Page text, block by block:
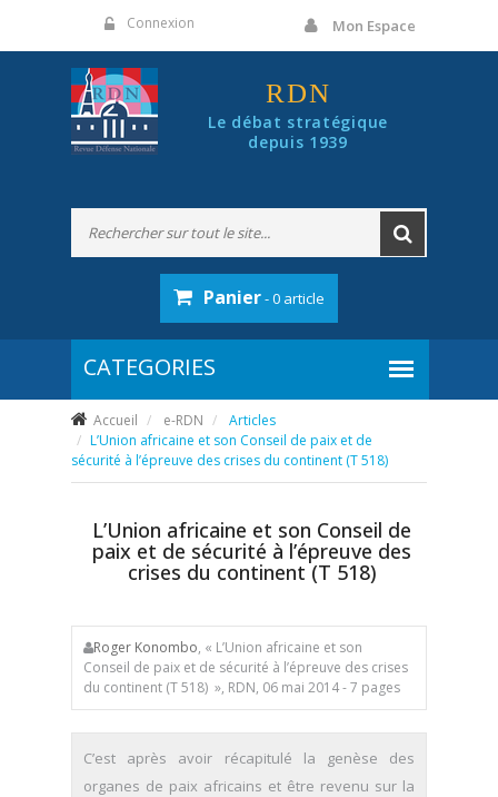
Connexion Mon Espace
RDN
Le débat stratégique
depuis 1939
Panier- 0 article
Accueil e-RDN
Articles
L’Union africaine et son Conseil de paix et de
sécurité à l’épreuve des crises du continent (T 518)
L’Union africaine et son Conseil de
paix et de sécurité à l’épreuve des
crises du continent (T 518)
Roger Konombo, « L’Union africaine et son
Conseil de paix et de sécurité à l’épreuve des crises
du continent (T 518) », RDN, 06 mai 2014 - 7 pages
C’est après avoir récapitulé la genèse des
organes de paix africains et être revenu sur la